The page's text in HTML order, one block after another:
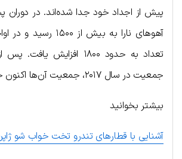
پیش از اجداد خود جدا شده‌اند. در دوران
تعداد به حدود ۱۸۰۰ افزایش
جمعیت در سال ۲۰۱۷، جمعیت آن‌ها اکنون حدود ۱۴۰۰ است.
بیشتر بخوانید
آشنایی با قطارهای تندرو تخت خواب شو